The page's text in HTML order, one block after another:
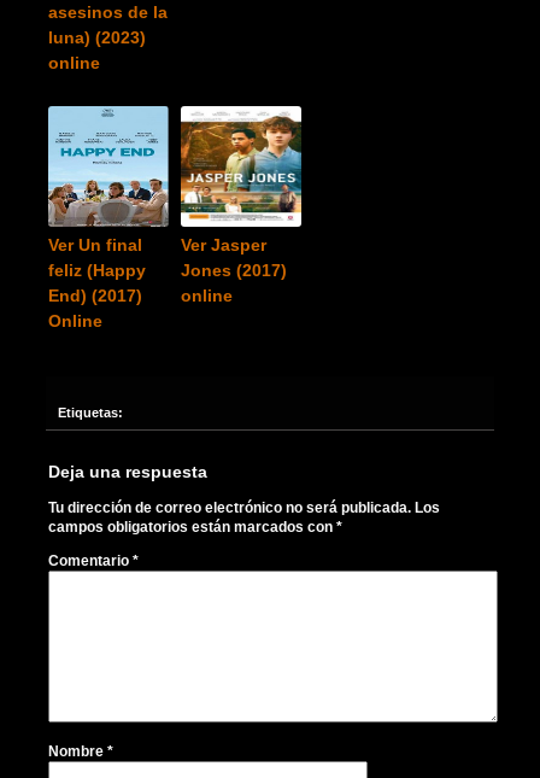
asesinos de la
luna) (2023)
online
Ver Un final
feliz (Happy
End) (2017)
Online
Ver Jasper
Jones (2017)
online
Etiquetas:
Deja una respuesta
Tu dirección de correo electrónico no será publicada. Los
campos obligatorios están marcados con *
Comentario *
Nombre *